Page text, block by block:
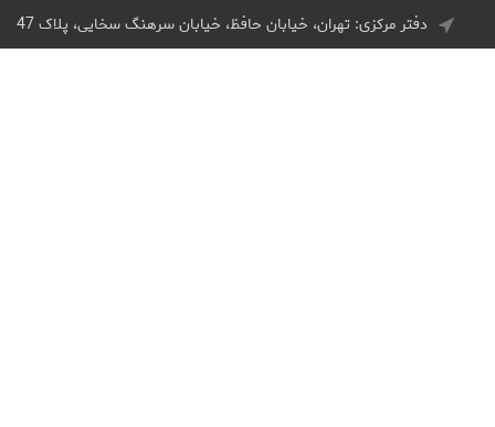
دفتر مرکزی: تهران، خیابان حافظ، خیابان سرهنگ سخایی، پلاک 47